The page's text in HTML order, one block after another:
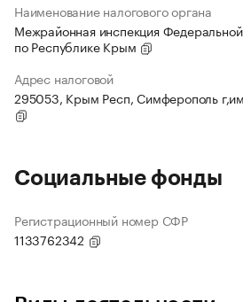
Наименование налогового органа
Межрайонная инспекция
по Республике Крым
Адрес налоговой
295053, Крым Респ, Симферополь
Социальные фонды
Регистрационный номер СФР
1133762342